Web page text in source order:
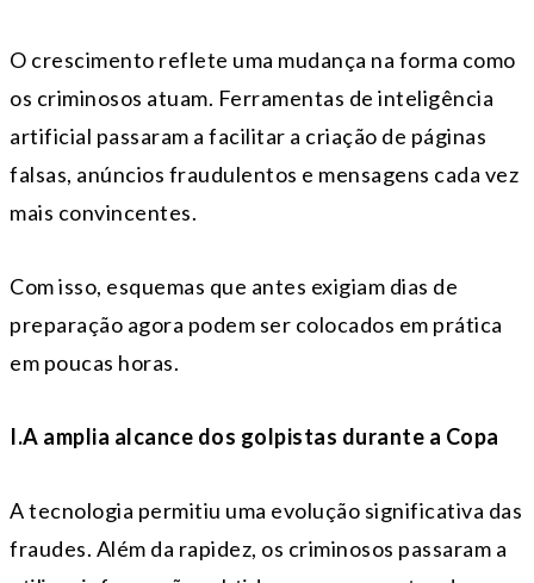
O crescimento reflete uma mudança na forma como
os criminosos atuam. Ferramentas de inteligência
artificial passaram a facilitar a criação de páginas
falsas, anúncios fraudulentos e mensagens cada vez
mais convincentes.
Com isso, esquemas que antes exigiam dias de
preparação agora podem ser colocados em prática
em poucas horas.
I.A amplia alcance dos golpistas durante a Copa
A tecnologia permitiu uma evolução significativa das
fraudes. Além da rapidez, os criminosos passaram a